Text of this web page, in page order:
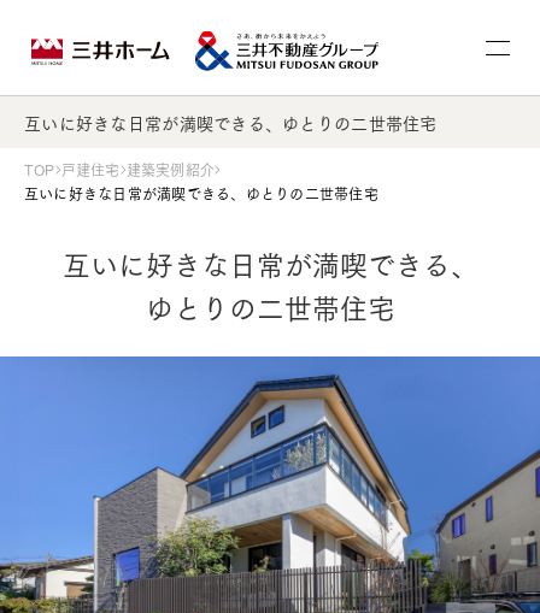
互いに好きな日常が満喫できる、ゆとりの二世帯住宅
TOP 戸建住宅 建築実例紹介
互いに好きな日常が満喫できる、ゆとりの二世帯住宅
互いに好きな日常が満喫できる、
ゆとりの二世帯住宅